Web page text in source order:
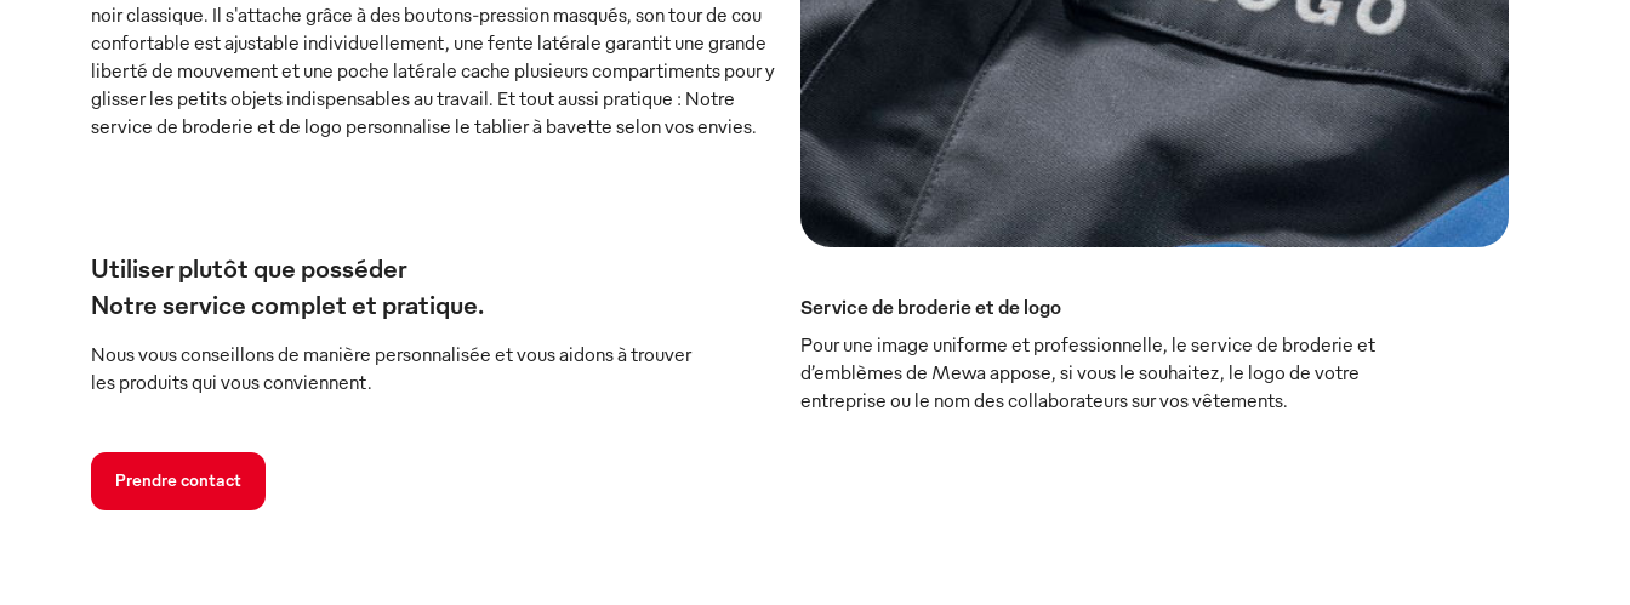
noir classique. Il s'attache grâce à des boutons-pression masqués, son tour de cou
confortable est ajustable individuellement, une fente latérale garantit une grande
liberté de mouvement et une poche latérale cache plusieurs compartiments pour y
glisser les petits objets indispensables au travail. Et tout aussi pratique : Notre
service de broderie et de logo personnalise le tablier à bavette selon vos envies.
Utiliser plutôt que posséder
Notre service complet et pratique.
Nous vous conseillons de manière personnalisée et vous aidons à trouver
les produits qui vous conviennent.
Prendre contact
Service de broderie et de logo
Pour une image uniforme et professionnelle, le service de broderie et
d’emblèmes de Mewa appose, si vous le souhaitez, le logo de votre
entreprise ou le nom des collaborateurs sur vos vêtements.